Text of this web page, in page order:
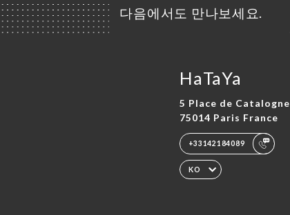
다음에서도 만나보세요.
HaTaYa
5 Place de Catalogne
75014 Paris France
+33142184089
KO